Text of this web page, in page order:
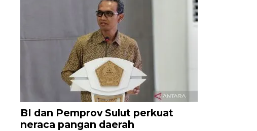
BI dan Pemprov Sulut perkuat
neraca pangan daerah